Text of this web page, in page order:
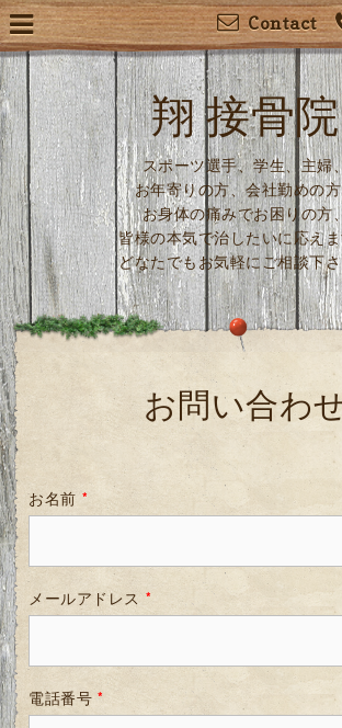
Contact
翔 接骨院
スポーツ選手、学生、主婦
お年寄りの方、会社勤めの
お身体の痛みでお困りの方
皆様の本気で治したいに応え
どなたでもお気軽にご相談下
お問い合わ
お名前 *
メールアドレス *
電話番号 *